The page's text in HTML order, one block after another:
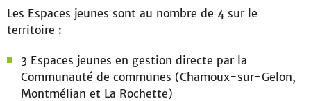
Les Espaces jeunes sont au nombre de 4 sur le
territoire :
3 Espaces jeunes en gestion directe par la
Communauté de communes (Chamoux-sur-Gelon,
Montmélian et La Rochette)